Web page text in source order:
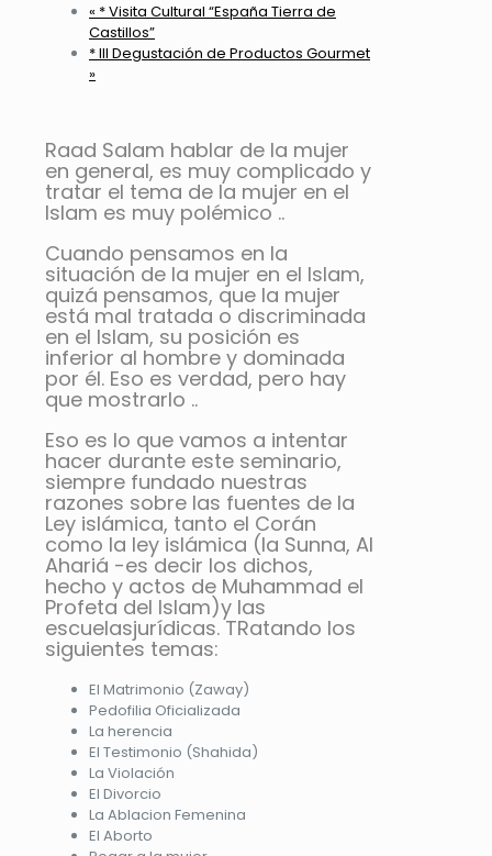
« * Visita Cultural “España Tierra de
Castillos”
* III Degustación de Productos Gourmet
»
Raad Salam hablar de la mujer
en general, es muy complicado y
tratar el tema de la mujer en el
Islam es muy polémico ..
Cuando pensamos en la
situación de la mujer en el Islam,
quizá pensamos, que la mujer
está mal tratada o discriminada
en el Islam, su posición es
inferior al hombre y dominada
por él. Eso es verdad, pero hay
que mostrarlo ..
Eso es lo que vamos a intentar
hacer durante este seminario,
siempre fundado nuestras
razones sobre las fuentes de la
Ley islámica, tanto el Corán
como la ley islámica (la Sunna, Al
Ahariá -es decir los dichos,
hecho y actos de Muhammad el
Profeta del Islam)y las
escuelasjurídicas. TRatando los
siguientes temas:
El Matrimonio (Zaway)
Pedofilia Oficializada
La herencia
El Testimonio (Shahida)
La Violación
El Divorcio
La Ablacion Femenina
El Aborto